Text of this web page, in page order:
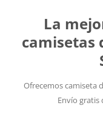
La
camisetas
Ofrecemos camiseta
Envío gratis